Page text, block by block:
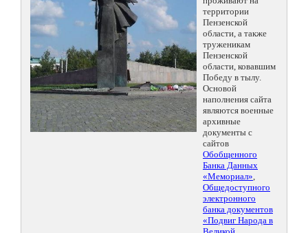
территории
Пензенской
области, а также
труженикам
Пензенской
области, ковавшим
Победу в тылу.
Основой
наполнения сайта
являются военные
архивные
документы с
сайтов
Обобщенного
Банка Данных
«Мемориал»,
Общедоступного
электронного
банка документов
«Подвиг Народа в